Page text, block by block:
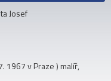
Josef
1967 v Praze ) malíř,